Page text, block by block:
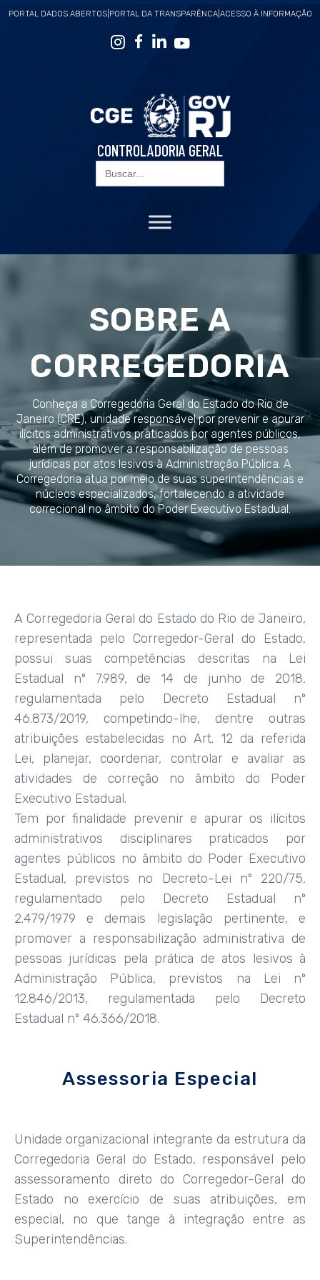
PORTAL DADOS ABERTOS| PORTAL DA TRANSPARÊNCA| ACESSO À INFORMAÇÃO
CONTROLADORIA GERAL
Search
for:
SOBRE A
CORREGEDORIA
Conheça a Corregedoria Geral do Estado do Rio de
Janeiro (CRE), unidade responsável por prevenir e apurar
ilícitos administrativos praticados por agentes públicos,
além de promover a responsabilização de pessoas
jurídicas por atos lesivos à Administração Pública. A
Corregedoria atua por meio de suas superintendências e
núcleos especializados, fortalecendo a atividade
correcional no âmbito do Poder Executivo Estadual.
A Corregedoria Geral do Estado do Rio de Janeiro,
representada pelo Corregedor-Geral do Estado,
possui suas competências descritas na Lei
Estadual nº 7.989, de 14 de junho de 2018,
regulamentada pelo Decreto Estadual nº
46.873/2019, competindo-lhe, dentre outras
atribuições estabelecidas no Art. 12 da referida
Lei, planejar, coordenar, controlar e avaliar as
atividades de correção no âmbito do Poder
Executivo Estadual.
Tem por finalidade prevenir e apurar os ilícitos
administrativos disciplinares praticados por
agentes públicos no âmbito do Poder Executivo
Estadual, previstos no Decreto-Lei nº 220/75,
regulamentado pelo Decreto Estadual nº
2.479/1979 e demais legislação pertinente, e
promover a responsabilização administrativa de
pessoas jurídicas pela prática de atos lesivos à
Administração Pública, previstos na Lei nº
12.846/2013, regulamentada pelo Decreto
Estadual nº 46.366/2018.
Assessoria Especial
Unidade organizacional integrante da estrutura da
Corregedoria Geral do Estado, responsável pelo
assessoramento direto do Corregedor-Geral do
Estado no exercício de suas atribuições, em
especial, no que tange à integração entre as
Superintendências.